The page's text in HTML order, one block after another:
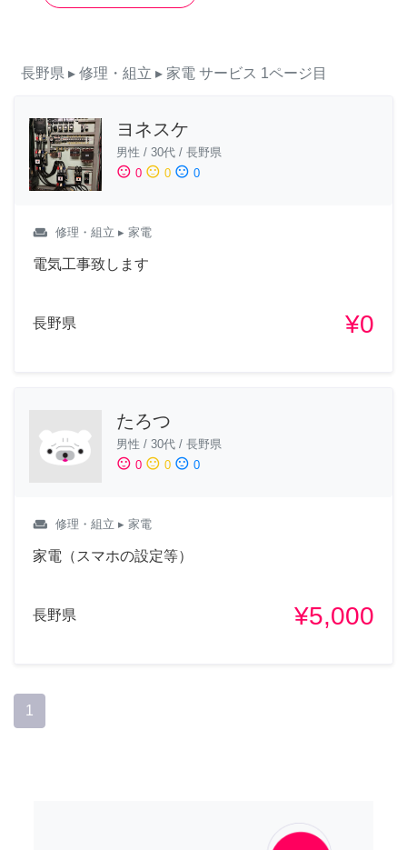
長野県 ▸ 修理・組立 ▸ 家電 サービス 1ページ目
ヨネスケ
男性 / 30代 / 長野県
sentiment_satisfied 0 sentiment_neutral 0 sentiment_dissatisfied 0
weekend 修理・組立 ▸ 家電
電気工事致します
長野県 ¥0
たろつ
男性 / 30代 / 長野県
sentiment_satisfied 0 sentiment_neutral 0 sentiment_dissatisfied 0
weekend 修理・組立 ▸ 家電
家電（スマホの設定等）
長野県 ¥5,000
1